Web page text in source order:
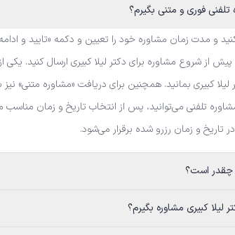
تلفنی فوری و متنی بگیرم؟
کنید و مدت زمان مشاوره خود را تعیین و دکمه «تایید و
از شروع مشاوره برای دکتر لیلا کبیری ارسال کنید.
کبیری بمانید. همچنین برای دریافت «مشاوره متنی»
تلفنی می‌توانید، پس از انتخاب تاریخ و زمان
تاریخ و زمان رزرو شده برقرار می‌شود.
چقدر است؟
لیلا کبیری مشاوره بگیرم؟